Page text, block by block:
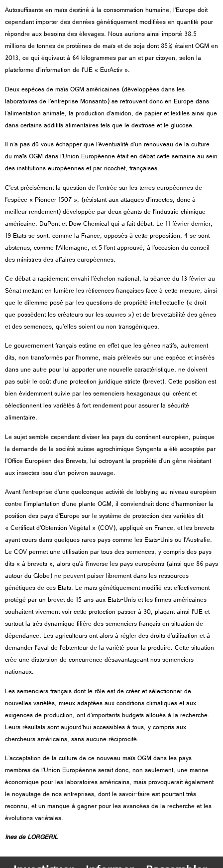
Autosuffisante en maïs destiné à la consommation humaine, l’Europe doit
cependant importer des denrées génétiquement modifiées en quantité pour
répondre aux besoins des élevages. Nous aurions ainsi importé 38.5
millions de tonnes de protéines de maïs et de soja dont 85% étaient OGM en
2013, ce qui équivaut à 64 kilogrammes par an et par citoyen, selon la
plateforme d’information de l’UE « EurActiv ».
Deux espèces de maïs OGM américaines (développées dans les
laboratoires de l’entreprise Monsanto) se retrouvent donc en Europe dans
l’alimentation animale, la production d’amidon, de papier et textiles ainsi que
dans certains additifs alimentaires tels que le dextrose et le glucose.
Il n’a pas dû vous échapper que l’éventualité d’un renouveau de la culture
du maïs OGM dans l’Union Européenne était en débat cette semaine au sein
des institutions européennes et par ricochet, françaises.
C’est précisément la question de l’entrée sur les terres européennes de
l’espèce « Pioneer 1507 », (résistant aux attaques d’insectes, donc à
meilleur rendement) développée par deux géants de l’industrie chimique
américaine: DuPont et Dow Chemical qui a fait débat. Le 11 février dernier,
19 Etats se sont, comme la France, opposés à cette proposition, 4 se sont
abstenus, comme l’Allemagne, et 5 l’ont approuvé, à l’occasion du conseil
des ministres des affaires européennes.
Ce débat a rapidement envahi l’échelon national, la séance du 13 février au
Sénat mettant en lumière les réticences françaises face à cette mesure, ainsi
que le dilemme posé par les questions de propriété intellectuelle (« droit
que possèdent les créateurs sur les œuvres ») et de brevetabilité des gènes
et des semences, qu’elles soient ou non transgéniques.
Le gouvernement français estime en effet que les gènes natifs, autrement
dits, non transformés par l’homme, mais prélevés sur une espèce et insérés
dans une autre pour lui apporter une nouvelle caractéristique, ne doivent
pas subir le coût d’une protection juridique stricte (brevet). Cette position est
bien évidemment suivie par les semenciers hexagonaux qui créent et
sélectionnent les variétés à fort rendement pour assurer la sécurité
alimentaire.
Le sujet semble cependant diviser les pays du continent européen, puisque
la demande de la société suisse agrochimique Syngenta a été acceptée par
l’Office Européen des Brevets, lui octroyant la propriété d’un gène résistant
aux insectes issu d’un poivron sauvage.
Avant l’entreprise d’une quelconque activité de lobbying au niveau européen
contre l’implantation d’une plante OGM, il conviendrait donc d’harmoniser la
position des pays d’Europe sur le système de protection des variétés dit
« Certificat d’Obtention Végétal » (COV), appliqué en France, et les brevets
ayant cours dans quelques rares pays comme les Etats-Unis ou l’Australie.
Le COV permet une utilisation par tous des semences, y compris des pays
dits « à brevets », alors qu’à l’inverse les pays européens (ainsi que 86 pays
autour du Globe) ne peuvent puiser librement dans les ressources
génétiques de ces Etats. Le maïs génétiquement modifié est effectivement
protégé par un brevet de 15 ans aux Etats-Unis et les firmes américaines
souhaitent vivement voir cette protection passer à 30, plaçant ainsi l’UE et
surtout la très dynamique filière des semenciers français en situation de
dépendance. Les agriculteurs ont alors à régler des droits d’utilisation et à
demander l’aval de l’obtenteur de la variété pour la produire. Cette situation
crée une distorsion de concurrence désavantageant nos semenciers
nationaux.
Les semenciers français dont le rôle est de créer et sélectionner de
nouvelles variétés, mieux adaptées aux conditions climatiques et aux
exigences de production, ont d’importants budgets alloués à la recherche.
Leurs résultats sont aujourd’hui accessibles à tous, y compris aux
chercheurs américains, sans aucune réciprocité.
L’acceptation de la culture de ce nouveau maïs OGM dans les pays
membres de l’Union Européenne serait donc, non seulement, une manne
économique pour les laboratoires américains, mais provoquerait également
le noyautage de nos entreprises, dont le savoir-faire est pourtant très
reconnu, et un manque à gagner pour les avancées de la recherche et les
évolutions variétales.
Ines de LORGERIL